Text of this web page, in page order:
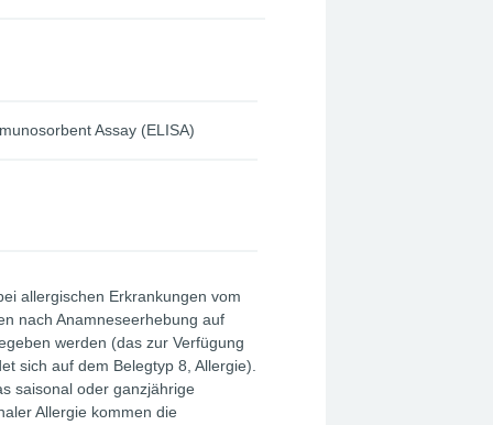
Assay (ELISA)
allergischen Erkrankungen vom
nach Anamneseerhebung auf
werden (das zur Verfügung
sich auf dem Belegtyp 8, Allergie).
saisonal oder ganzjährige
Allergie kommen die